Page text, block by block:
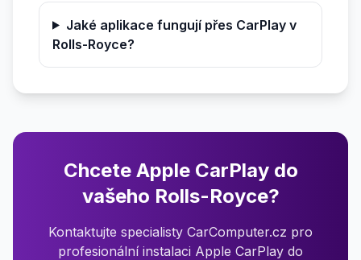
Jaké aplikace fungují přes CarPlay v
Rolls-Royce?
Chcete Apple CarPlay do
vašeho Rolls-Royce?
Kontaktujte specialisty CarComputer.cz pro
profesionální instalaci Apple CarPlay do